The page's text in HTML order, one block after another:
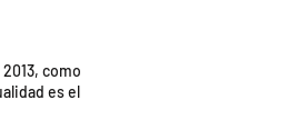
como
es el